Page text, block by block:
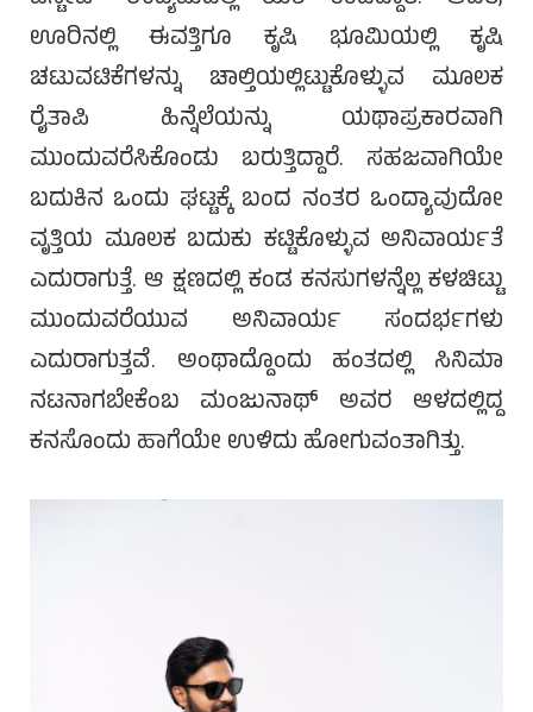
ಊರಿನಲ್ಲಿ ಈವತ್ತಿಗೂ ಕೃಷಿ ಭೂಮಿಯಲ್ಲಿ ಕೃಷಿ
ಚಟುವಟಿಕೆಗಳನ್ನು ಚಾಲ್ತಿಯಲ್ಲಿಟ್ಟುಕೊಳ್ಳುವ ಮೂಲಕ
ರೈತಾಪಿ ಹಿನ್ನೆಲೆಯನ್ನು ಯಥಾಪ್ರಕಾರವಾಗಿ
ಮುಂದುವರೆಸಿಕೊಂಡು ಬರುತ್ತಿದ್ದಾರೆ. ಸಹಜವಾಗಿಯೇ
ಬದುಕಿನ ಒಂದು ಘಟ್ಟಕ್ಕೆ ಬಂದ ನಂತರ ಒಂದ್ಯಾವುದೋ
ವೃತ್ತಿಯ ಮೂಲಕ ಬದುಕು ಕಟ್ಟಿಕೊಳ್ಳುವ ಅನಿವಾರ್ಯತೆ
ಎದುರಾಗುತ್ತೆ. ಆ ಕ್ಷಣದಲ್ಲಿ ಕಂಡ ಕನಸುಗಳನ್ನೆಲ್ಲ ಕಳಚಿಟ್ಟು
ಮುಂದುವರೆಯುವ ಅನಿವಾರ್ಯ ಸಂದರ್ಭಗಳು
ಎದುರಾಗುತ್ತವೆ. ಅಂಥಾದ್ದೊಂದು ಹಂತದಲ್ಲಿ ಸಿನಿಮಾ
ನಟನಾಗಬೇಕೆಂಬ ಮಂಜುನಾಥ್ ಅವರ ಆಳದಲ್ಲಿದ್ದ
ಕನಸೊಂದು ಹಾಗೆಯೇ ಉಳಿದು ಹೋಗುವಂತಾಗಿತ್ತು.